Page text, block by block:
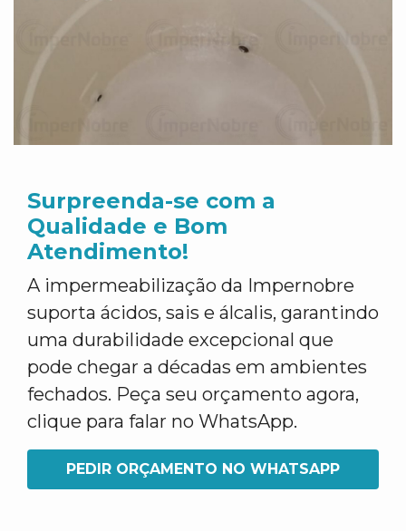
Surpreenda-se com a
Qualidade e Bom
Atendimento!
A impermeabilização da Impernobre
suporta ácidos, sais e álcalis, garantindo
uma durabilidade excepcional que
pode chegar a décadas em ambientes
fechados. Peça seu orçamento agora,
clique para falar no WhatsApp.
PEDIR ORÇAMENTO NO WHATSAPP